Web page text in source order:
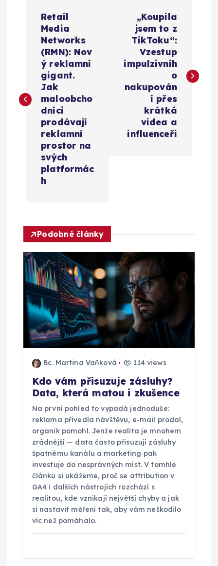
g
r
o
p
s
Retail
Media
Networks
(RMN): Nov
ý reklamní
gigant.
Jak
maloobcho
dníci
prodávají
reklamní
prostor na
svých
platformác
h
„Koupila
jsem to z
TikToku“:
Vzestup
impulzivníh
o
nakupován
í přes
krátká
videa a
influenceři
Podobné články
Bc. Martina Vaňková 114 views
Kdo vám přisuzuje zásluhy?
Data, která matou i zkušence
Na první pohled to vypadá jednoduše:
reklama přivedla návštěvu, e-mail prodal,
organik pomohl. Jenže realita je mnohem
zrádnější — data často přisuzují zásluhy
špatnému kanálu a marketing pak
investuje do nesprávných míst. V tomhle
článku si ukážeme, proč se attribution v
GA4 i dalších nástrojích rozchází s
realitou, kde vznikají největší chyby a jak
si nastavit měření tak, aby vám neškodilo
víc než pomáhalo.